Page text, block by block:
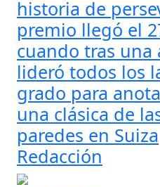
historia de
premio llegó el
cuando tras una
lideró todos los
grado para
una clásica de
paredes en Suiza
Redacción